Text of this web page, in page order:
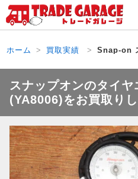
ホーム 買取実績 Snap-on
スナップオンのタイヤ
(YA8006)をお買取りし